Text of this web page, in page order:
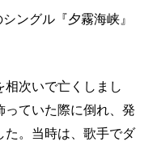
ングル『夕霧海峡』
相次いで亡くしまし
っていた際に倒れ、発
た。当時は、歌手でダ